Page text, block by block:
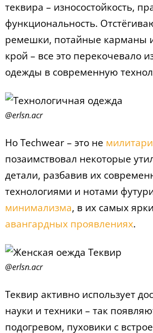
теквира – износостойкость,
функциональность.
ремешки, потайные карманы
крой – все это перекочевало
одежды в современную
@erlsn.acr
Но Techwear – это не милитари
позаимствовал некоторые
детали, разбавив их
технологиями и нотами
минимализма, в их самых
авангардных проявлениях.
@erlsn.acr
Теквир активно использует
науки и техники – так
подогревом, пуховики с